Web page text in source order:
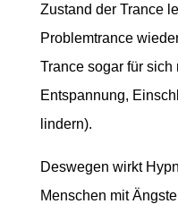
Zustand der Trance
Problemtrance
Trance sogar für
Entspannung,
lindern).
Deswegen wirkt
Menschen mit